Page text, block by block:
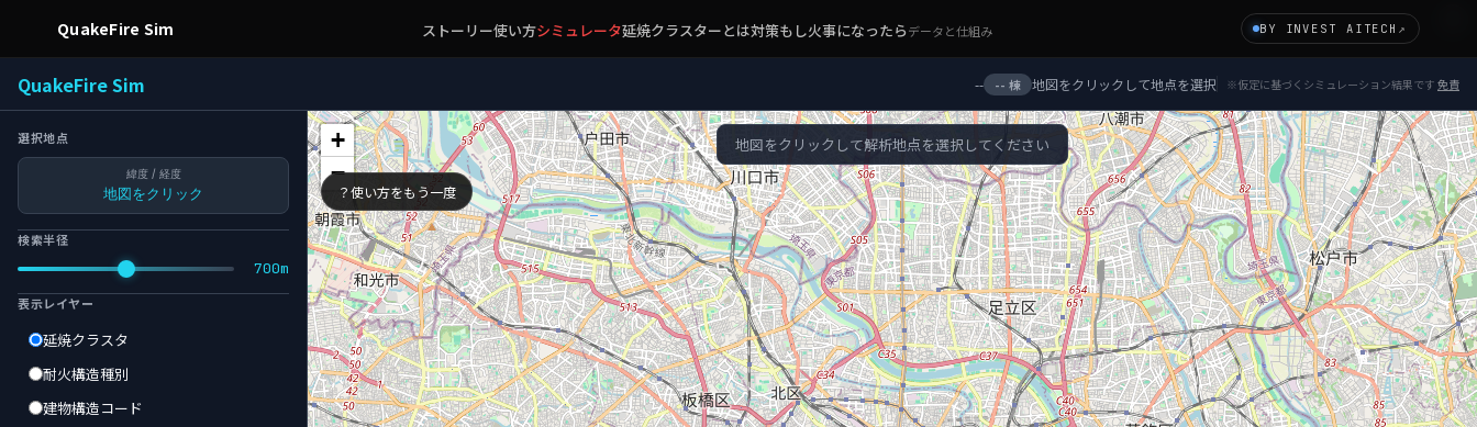
QuakeFire Sim ストーリー使い方シミュレータ延焼クラスターとは対策もし火事になったらデータと仕組み BY INVEST AITECH ↗
QuakeFire Sim -- -- 棟 地図をクリックして地点を選択 ※仮定に基づくシミュレーション結果です 免責
選択地点
緯度 / 経度
地図をクリック
検索半径
700m
表示レイヤー
延焼クラスタ
耐火構造種別
建物構造コード
+
−
地図をクリックして解析地点を選択してください
？使い方をもう一度